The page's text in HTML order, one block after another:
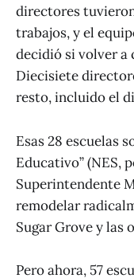
directores
trabajos, y el
decidió si volver a
Diecisiete
resto, incluido el
Esas 28 escuelas
Educativo” (NES,
Superintendente
remodelar
Sugar Grove y las
Pero ahora, 57